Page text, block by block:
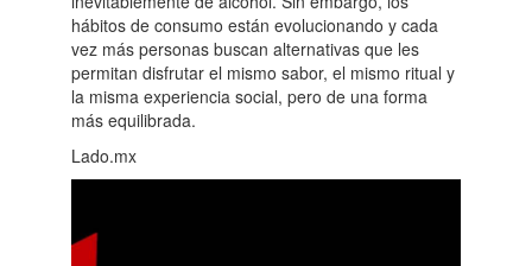
hábitos de consumo están evolucionando y cada
vez más personas buscan alternativas que les
permitan disfrutar el mismo sabor, el mismo ritual y
la misma experiencia social, pero de una forma
más equilibrada.
Lado.mx